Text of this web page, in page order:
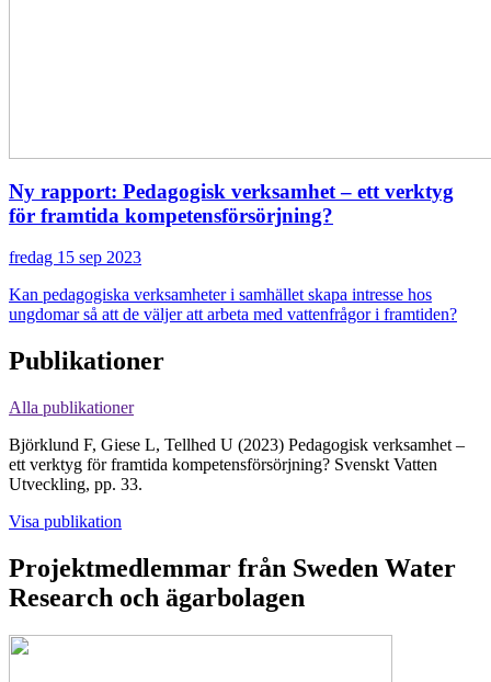
Ny rapport: Pedagogisk verksamhet – ett verktyg
för framtida kompetensförsörjning?
fredag 15 sep 2023
Kan pedagogiska verksamheter i samhället skapa intresse hos
ungdomar så att de väljer att arbeta med vattenfrågor i framtiden?
Publikationer
Alla publikationer
Björklund F, Giese L, Tellhed U (2023) Pedagogisk verksamhet –
ett verktyg för framtida kompetensförsörjning? Svenskt Vatten
Utveckling, pp. 33.
Visa publikation
Projektmedlemmar från Sweden Water
Research och ägarbolagen